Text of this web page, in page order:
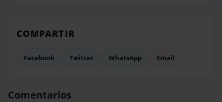
COMPARTIR
Facebook Twitter WhatsApp Email
Comentarios